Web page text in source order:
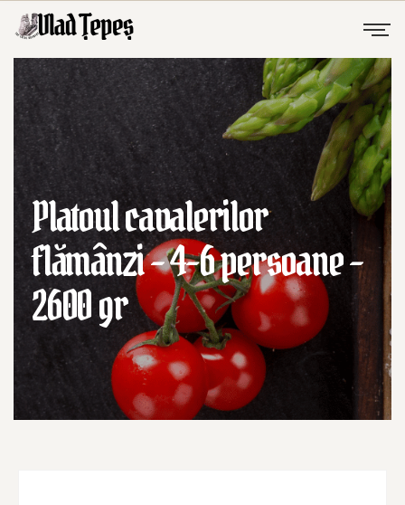
Platoul cavalerilor
flămânzi – 4-6 persoane –
2600 gr